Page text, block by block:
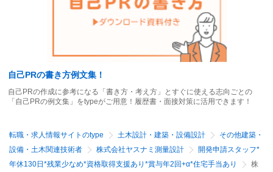
自己PRの書き方例文集！
自己PRの作成に参考になる「書き方・考え方」とすぐに使える志向ごとの
「自己PRの例文集」をtypeがご用意！履歴書・面接対策に活用できます！
転職・求人情報サイトのtype 土木設計・建築・設備設計
その他建築・
設備・土木関連技術者
株式会社ヤスナミ測量設計
開発申請スタッフ*
年休130日*残業少なめ*資格取得支援あり*賞与年2回+α*住宅手当あり
株